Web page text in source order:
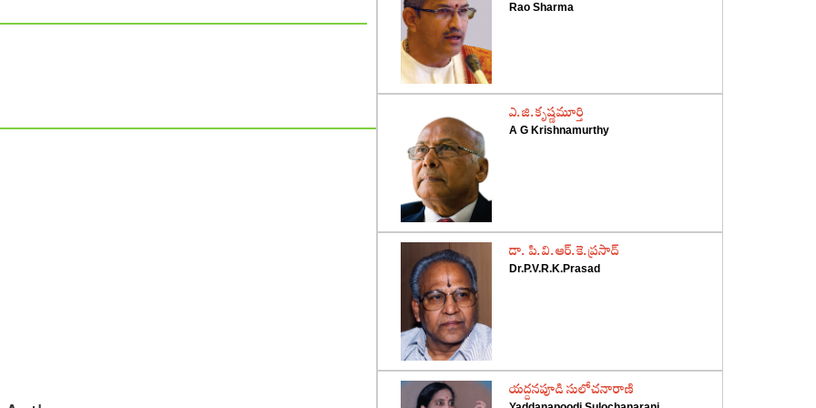
Rao Sharma
‌ఎ.జి.కృష్ణమూర్తి
A G Krishnamurthy
‌డా. పి.వి.ఆర్‌.కె.ప్రసాద్‌
Dr.P.V.R.K.Prasad
‌యద్దనపూడి సులోచనారాణి